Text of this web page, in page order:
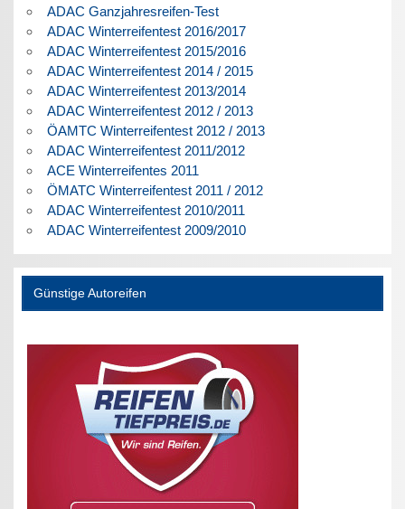
ADAC Ganzjahresreifen-Test
ADAC Winterreifentest 2016/2017
ADAC Winterreifentest 2015/2016
ADAC Winterreifentest 2014 / 2015
ADAC Winterreifentest 2013/2014
ADAC Winterreifentest 2012 / 2013
ÖAMTC Winterreifentest 2012 / 2013
ADAC Winterreifentest 2011/2012
ACE Winterreifentes 2011
ÖMATC Winterreifentest 2011 / 2012
ADAC Winterreifentest 2010/2011
ADAC Winterreifentest 2009/2010
Günstige Autoreifen